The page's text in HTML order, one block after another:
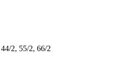
2, 55/2, 66/2